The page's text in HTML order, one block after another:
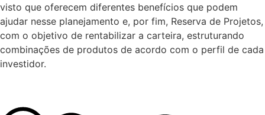
visto que oferecem diferentes benefícios que podem
ajudar nesse planejamento e, por fim, Reserva de Projetos,
com o objetivo de rentabilizar a carteira, estruturando
combinações de produtos de acordo com o perfil de cada
investidor.